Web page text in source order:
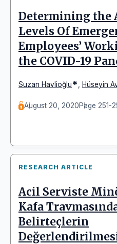
Determining the
Levels Of
Employees’
the COVID-19
Suzan Havlioğlu* Hüseyin
August 20, 2020Page 251-
RESEARCH ARTICLE
Acil Serviste
Kafa
Belirteçlerin